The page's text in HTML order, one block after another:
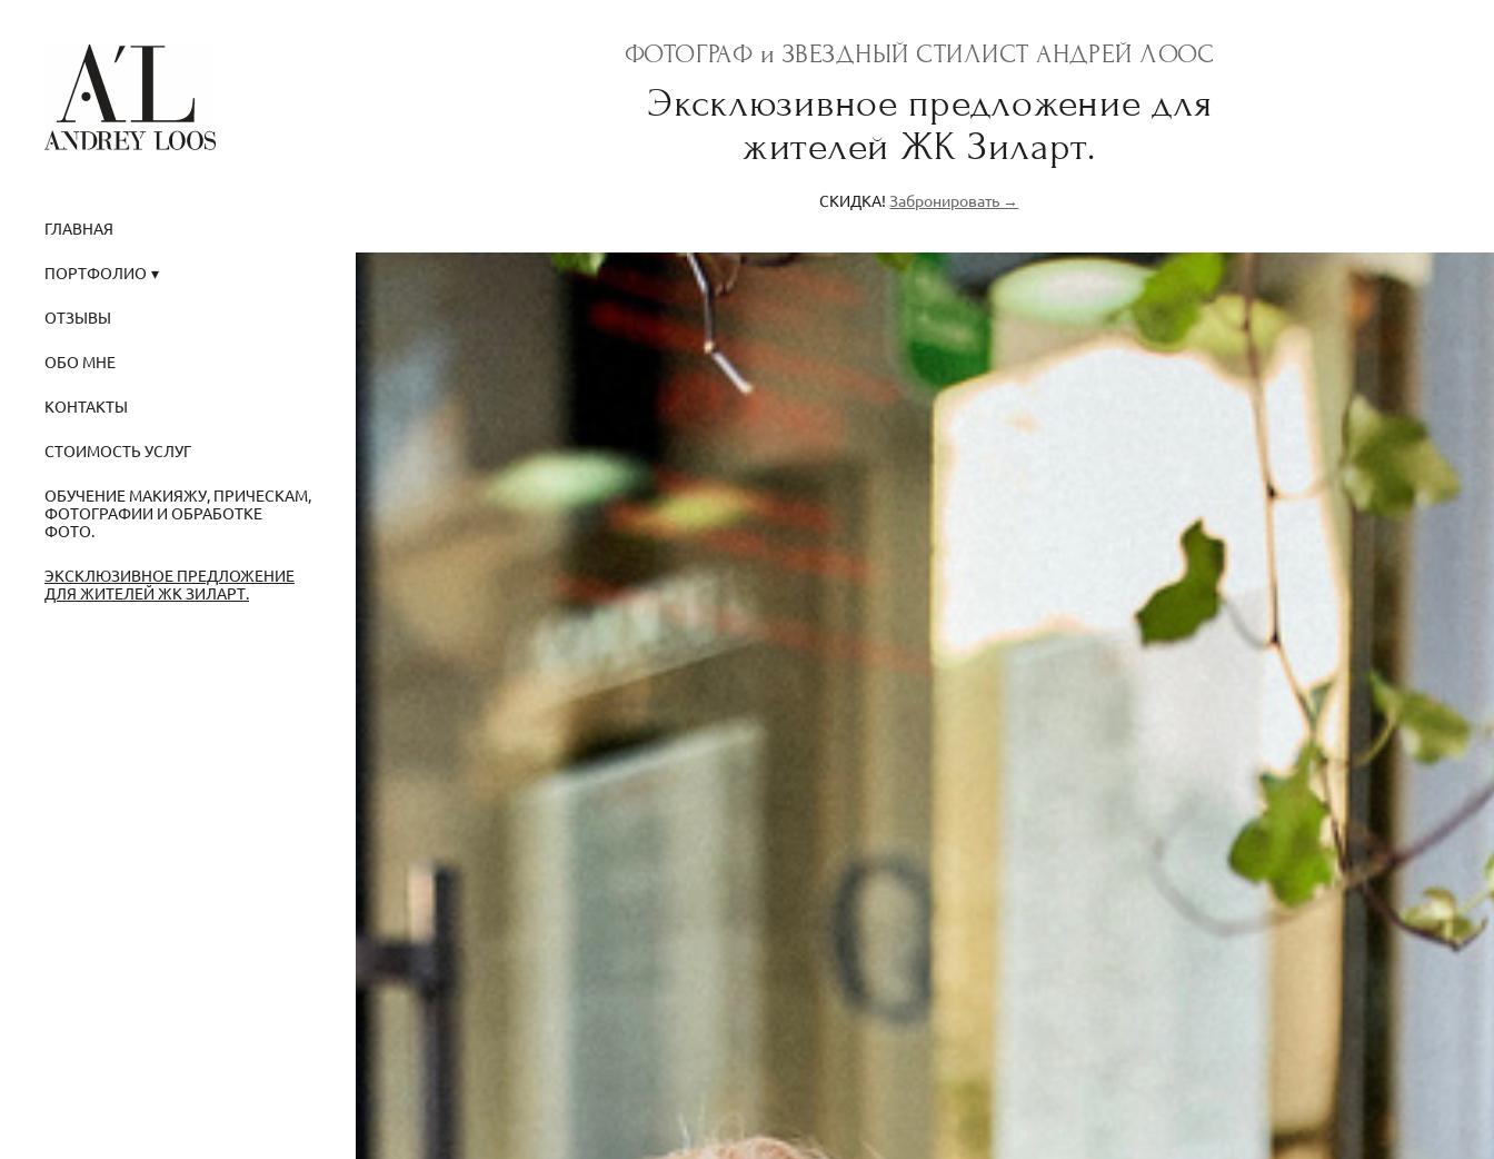
ГЛАВНАЯ
ПОРТФОЛИО
ОТЗЫВЫ
ОБО МНЕ
КОНТАКТЫ
СТОИМОСТЬ УСЛУГ
ОБУЧЕНИЕ МАКИЯЖУ, ПРИЧЕСКАМ,
ФОТОГРАФИИ И ОБРАБОТКЕ
ФОТО.
ЭКСКЛЮЗИВНОЕ ПРЕДЛОЖЕНИЕ
ДЛЯ ЖИТЕЛЕЙ ЖК ЗИЛАРТ.
ФОТОГРАФ и ЗВЕЗДНЫЙ СТИЛИСТ АНДРЕЙ ЛООС
Эксклюзивное предложение для
жителей ЖК Зиларт.
СКИДКА!Забронировать →